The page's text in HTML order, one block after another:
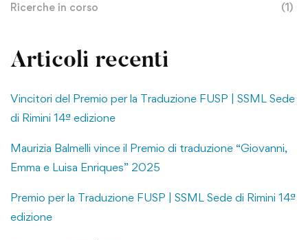
Ricerche in corso (1)
Articoli recenti
Vincitori del Premio per la Traduzione FUSP | SSML Sede
di Rimini 14ª edizione
Maurizia Balmelli vince il Premio di traduzione “Giovanni,
Emma e Luisa Enriques” 2025
Premio per la Traduzione FUSP | SSML Sede di Rimini 14ª
edizione